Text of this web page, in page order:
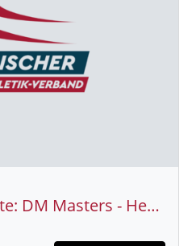
inoffizielle Meldeliste: DM Masters - Hessen